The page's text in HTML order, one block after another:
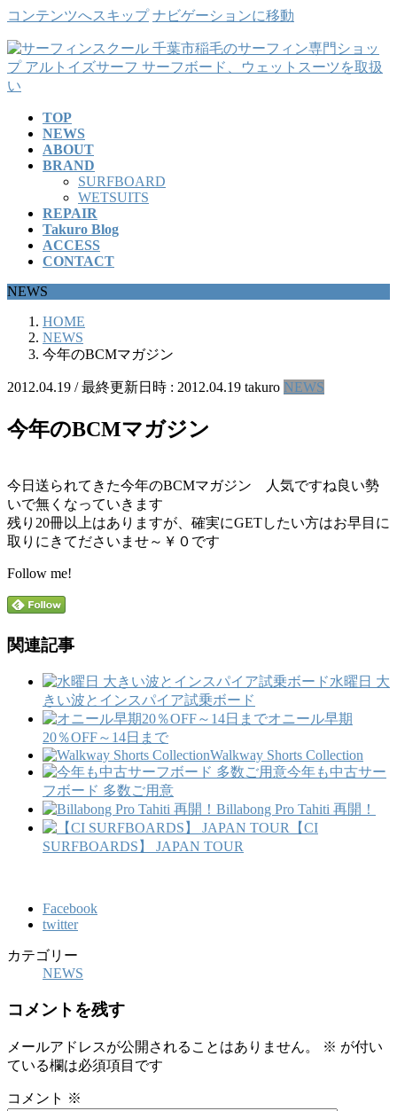
コンテンツへスキップ ナビゲーションに移動
TOP
NEWS
ABOUT
BRAND
SURFBOARD
WETSUITS
REPAIR
Takuro Blog
ACCESS
CONTACT
NEWS
HOME
NEWS
今年のBCMマガジン
2012.04.19 / 最終更新日時 : 2012.04.19 takuro NEWS
今年のBCMマガジン
今日送られてきた今年のBCMマガジン 人気ですね良い勢
いで無くなっていきます
残り20冊以上はありますが、確実にGETしたい方はお早目に
取りにきてださいませ～￥０です
Follow me!
関連記事
水曜日 大
きい波とインスパイア試乗ボード
オニール早期
20％OFF～14日まで
Walkway Shorts Collection
今年も中古サー
フボード 多数ご用意
Billabong Pro Tahiti 再開！
【CI
SURFBOARDS】 JAPAN TOUR
Facebook
twitter
カテゴリー
NEWS
コメントを残す
メールアドレスが公開されることはありません。 ※ が付い
ている欄は必須項目です
コメント ※